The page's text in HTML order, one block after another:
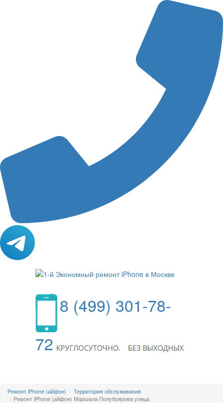
8 (499) 301-78-
72
Ремонт iPhone (айфон)
Территория обслуживания
Ремонт iPhone (айфон) Маршала Полубоярова улица